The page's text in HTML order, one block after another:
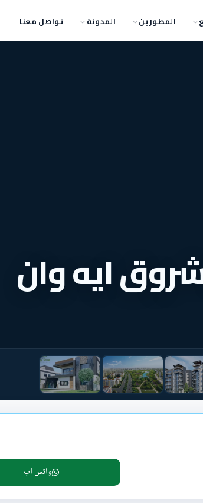
المطورين المدونة تواصل معنا
ايه وان
واتس اب